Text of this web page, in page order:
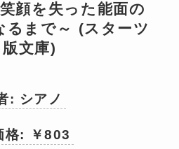
顔を失った能面の
るまで～ (スターツ
版文庫)
: シアノ
格: ￥803